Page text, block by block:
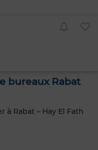
bureaux Rabat
Rabat – Hay El Fath